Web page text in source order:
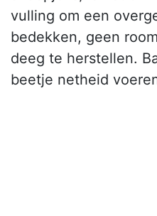
vulling om een
bedekken, geen
deeg te herstellen.
beetje netheid